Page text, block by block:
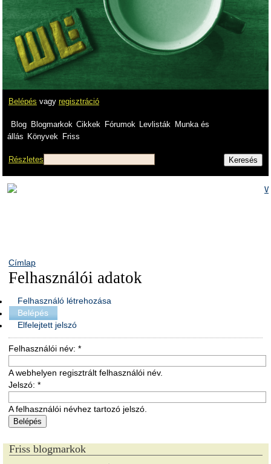
Belépés vagy regisztráció
Blog Blogmarkok Cikkek Fórumok Levlisták
Munka és
állás Könyvek Friss
Részletes
Címlap
Felhasználói adatok
Felhasználó létrehozása
Belépés
Elfelejtett jelszó
Felhasználói név: *
A webhelyen regisztrált felhasználói név.
Jelszó: *
A felhasználói névhez tartozó jelszó.
Friss blogmarkok